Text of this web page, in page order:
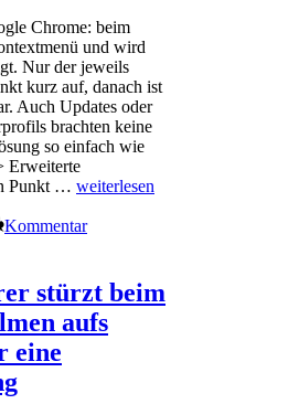
Chrome: beim
und wird
Nur der jeweils
kurz auf, danach ist
Auch Updates oder
brachten keine
so einfach wie
Erweiterte
Punkt … weiterlesen
Kommentar
stürzt beim
aufs
eine